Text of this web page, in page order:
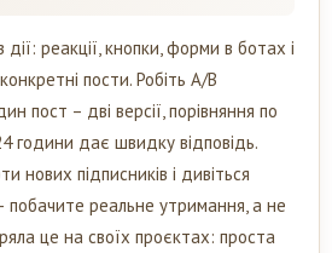
реакції, кнопки, форми в ботах і
пости. Робіть A/B
пост – дві версії, порівняння по
години дає швидку відповідь.
нових підписників і дивіться
реальне утримання, а не
це на своїх проєктах: проста